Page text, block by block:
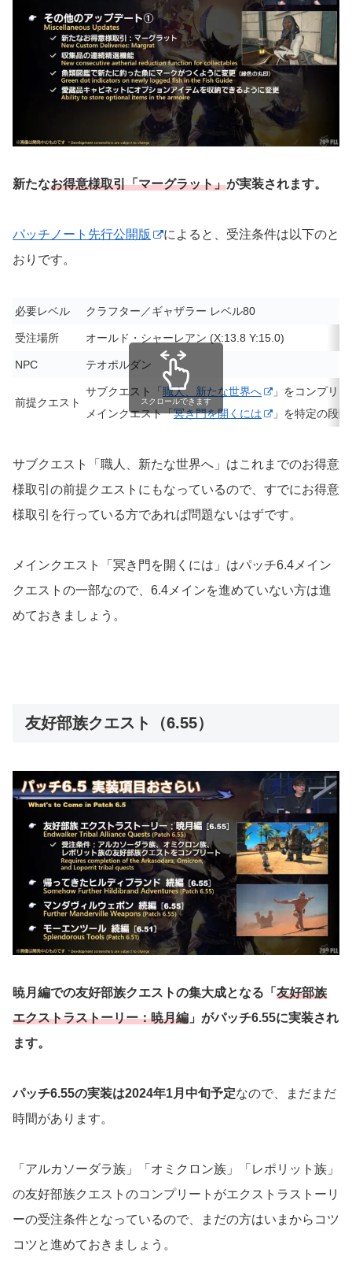
新たなお得意様取引「マーグラット」が実装されます。
パッチノート先行公開版
によると、受注条件は以下のと
おりです。
必要レベル クラフター／ギャザラー レベル80
受注場所 オールド・シャーレアン (X:13.8 Y:15.0)
NPC テオポルダン
前提クエスト
サブクエスト「 職人、新たな世界へ
」をコンプリ
メインクエスト「冥き門を開くには 」を特定の段
スクロールできます
サブクエスト「職人、新たな世界へ」はこれまでのお得意
様取引の前提クエストにもなっているので、すでにお得意
様取引を行っている方であれば問題ないはずです。
メインクエスト「冥き門を開くには」はパッチ6.4メイン
クエストの一部なので、6.4メインを進めていない方は進
めておきましょう。
友好部族クエスト（6.55）
暁月編での友好部族クエストの集大成となる「 友好部族
エクストラストーリー：暁月編 」がパッチ6.55に実装され
ます。
パッチ6.55の実装は2024年1月中旬予定なので、まだまだ
時間があります。
「アルカソーダラ族」「オミクロン族」「レポリット族」
の友好部族クエストのコンプリートがエクストラストーリ
ーの受注条件となっているので、まだの方はいまからコツ
コツと進めておきましょう。